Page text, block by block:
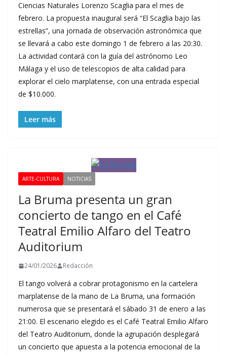
Ciencias Naturales Lorenzo Scaglia para el mes de
febrero. La propuesta inaugural será “El Scaglia bajo las
estrellas”, una jornada de observación astronómica que
se llevará a cabo este domingo 1 de febrero a las 20:30.
La actividad contará con la guía del astrónomo Leo
Málaga y el uso de telescopios de alta calidad para
explorar el cielo marplatense, con una entrada especial
de $10.000.
Leer más
ARTE-CULTURA NOTICIAS
La Bruma presenta un gran
concierto de tango en el Café
Teatral Emilio Alfaro del Teatro
Auditorium
24/01/2026 Redacción
El tango volverá a cobrar protagonismo en la cartelera
marplatense de la mano de La Bruma, una formación
numerosa que se presentará el sábado 31 de enero a las
21:00. El escenario elegido es el Café Teatral Emilio Alfaro
del Teatro Auditorium, donde la agrupación desplegará
un concierto que apuesta a la potencia emocional de la